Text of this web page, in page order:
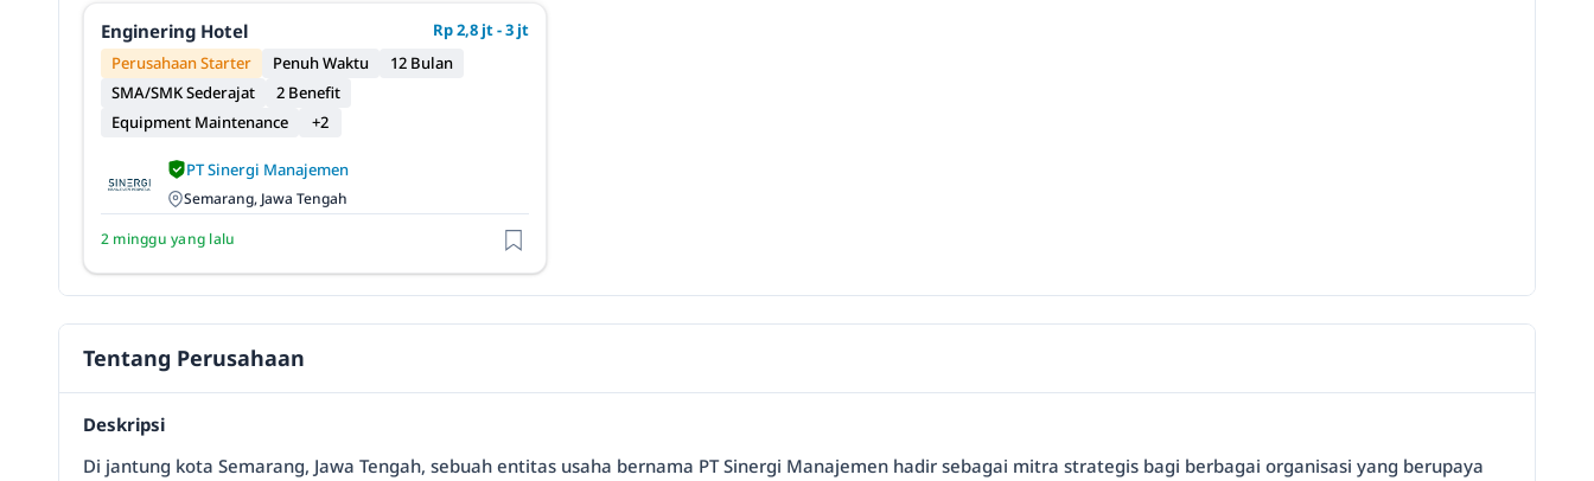
Enginering Hotel
Rp 2,8 jt - 3 jt
Perusahaan Starter
Penuh Waktu
12 Bulan
SMA/SMK Sederajat
2 Benefit
Equipment Maintenance
+2
PT Sinergi Manajemen
Semarang, Jawa Tengah
2 minggu yang lalu
Tentang Perusahaan
Deskripsi
Di jantung kota Semarang, Jawa Tengah, sebuah entitas usaha bernama PT Sinergi Manajemen hadir sebagai mitra strategis bagi berbagai organisasi yang berupaya